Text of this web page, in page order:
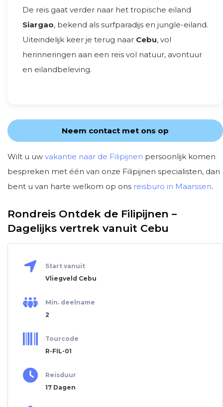
De reis gaat verder naar het tropische eiland
Siargao, bekend als surfparadijs en jungle-eiland.
Uiteindelijk keer je terug naar Cebu, vol
herinneringen aan een reis vol natuur, avontuur
en eilandbeleving.
Neem contact met ons op
Wilt u uw vakantie naar de Filipijnen persoonlijk komen
bespreken met één van onze Filipijnen specialisten, dan
bent u van harte welkom op ons reisburo in Maarssen.
Rondreis Ontdek de Filipijnen –
Dagelijks vertrek vanuit Cebu
Start vanuit
Vliegveld Cebu
Min. deelname
2
Tourcode
R-FIL-01
Reisduur
17 Dagen